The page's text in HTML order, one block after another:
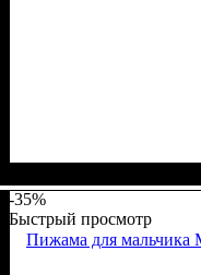
-35%
Быстрый просмотр
Пижама для мальчика